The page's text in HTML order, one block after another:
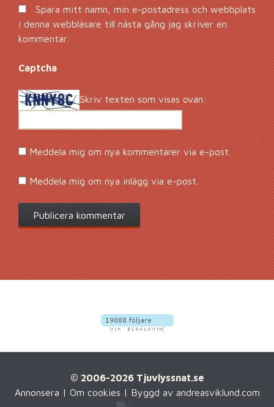
Spara mitt namn, min e-postadress och webbplats
i denna webbläsare till nästa gång jag skriver en
kommentar.
Captcha *
Skriv texten som visas ovan:
Meddela mig om nya kommentarer via e-post.
Meddela mig om nya inlägg via e-post.
© 2006-2026 Tjuvlyssnat.se
Annonsera | Om cookies | Byggd av andreasviklund.com